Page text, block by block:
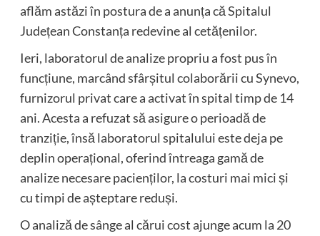
aflăm astăzi în postura de a anunța că Spitalul
Județean Constanța redevine al cetățenilor.
Ieri, laboratorul de analize propriu a fost pus în
funcțiune, marcând sfârșitul colaborării cu Synevo,
furnizorul privat care a activat în spital timp de 14
ani. Acesta a refuzat să asigure o perioadă de
tranziție, însă laboratorul spitalului este deja pe
deplin operațional, oferind întreaga gamă de
analize necesare pacienților, la costuri mai mici și
cu timpi de așteptare reduși.
O analiză de sânge al cărui cost ajunge acum la 20